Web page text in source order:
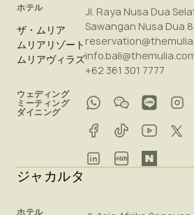
ホテル
ザ・ムリア
ムリアリゾート
ムリアヴィラズ
ウェディング
ミーティング
ダイニング
Jl. Raya Nusa Dua
Sawangan Nusa Dua
+62 361 301 7777
ジャカルタ
ホテル